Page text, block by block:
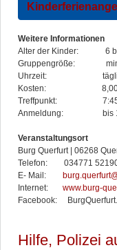
Weitere Informationen
Alter der Kinder: 6
Gruppengröße:
Uhrzeit: täglich
Kosten: 8,00 €
Treffpunkt: 7:45 Uhr
Anmeldung: bis 15
Veranstaltungsort
Burg Querfurt | 06268
Telefon: 034771
E- Mail:
Internet: www.burg-
Facebook:
Hilfe, Polizei